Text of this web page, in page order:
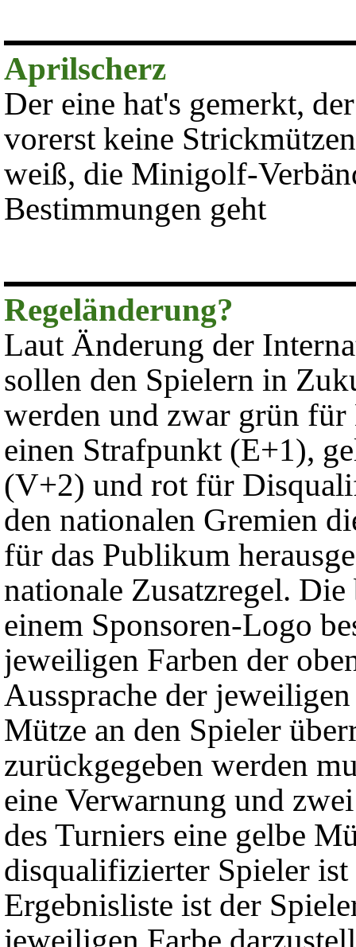
Aprilscherz
Der eine hat's gemerkt,
vorerst keine
weiß, die Minigolf-
Bestimmungen geht
Regeländerung?
Laut Änderung der
sollen den Spielern in
werden und zwar grün
einen Strafpunkt (E+1),
(V+2) und rot für
den nationalen Gremien
für das Publikum
nationale Zusatzregel.
einem Sponsoren-Logo
jeweiligen Farben der
Aussprache der
Mütze an den Spieler
zurückgegeben werden
eine Verwarnung und
des Turniers eine gelbe
disqualifizierter Spieler
Ergebnisliste ist der